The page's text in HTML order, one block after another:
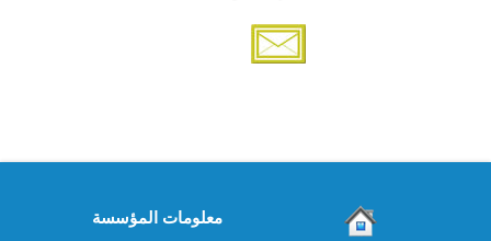
معلومات المؤسسة